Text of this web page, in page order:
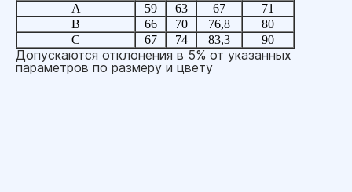
A
59 63 67
71
B
66 70 76,8
80
C
67 74 83,3 90
Допускаются отклонения в 5% от указанных
параметров по размеру и цвету